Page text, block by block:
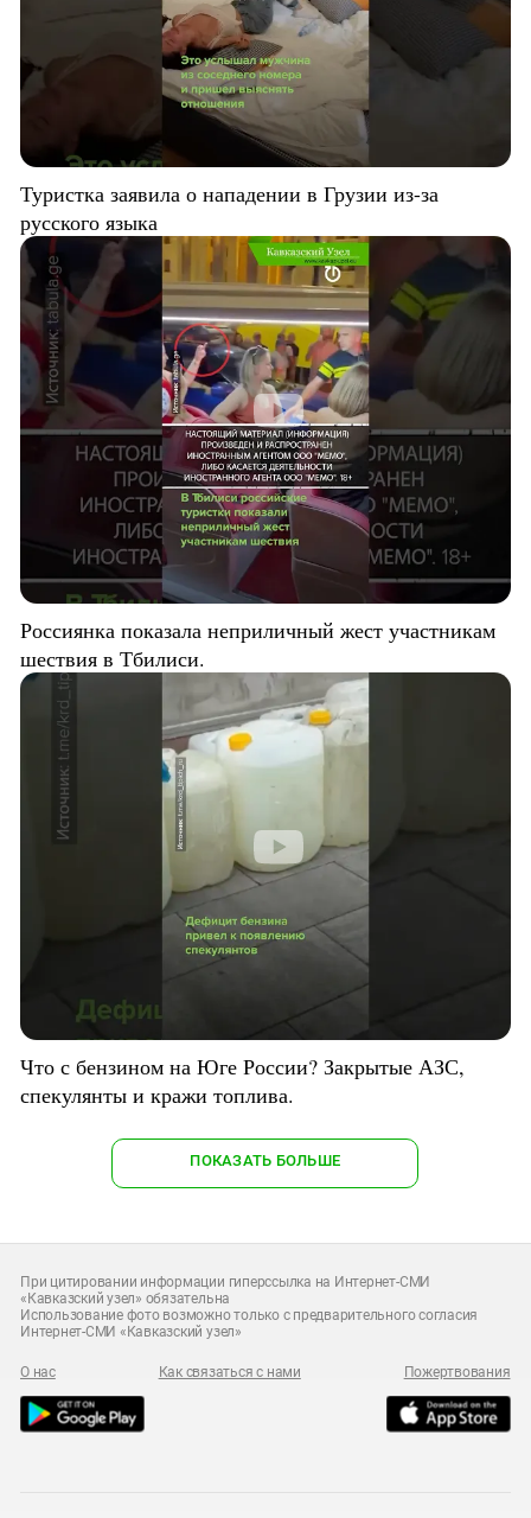
Туристка заявила о нападении в Грузии из-за
русского языка
Россиянка показала неприличный жест участникам
шествия в Тбилиси.
Что с бензином на Юге России? Закрытые АЗС,
спекулянты и кражи топлива.
ПОКАЗАТЬ БОЛЬШЕ
При цитировании информации гиперссылка на Интернет-СМИ
«Кавказский узел» обязательна
Использование фото возможно только с предварительного согласия
Интернет-СМИ «Кавказский узел»
О нас Как связаться с нами Пожертвования